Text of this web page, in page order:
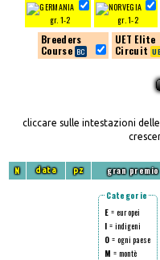
gr. 1-2 gr. 1-2
Breeders
Course
UET Elite
Circuit
cliccare sulle intestazioni
N data pz gran premio
Categorie
E = europei
I = indigeni
O = ogni paese
M = montè